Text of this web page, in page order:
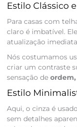
Estilo Clássico
Para casas com
claro é imbatível.
atualização
Nós costumamos
criar um contraste
sensação de
Estilo
Aqui, o cinza é
sem detalhes